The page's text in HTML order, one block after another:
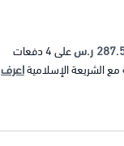
ر.س على4دفعات
مع الشريعة الإسلاميةاعرف